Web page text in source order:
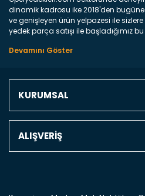
Yorum
dinamik kadrosu ike 2018'den
ve genişleyen ürün yelpazesi ile
yedek parça satışı ile başladığımız
marka araçların ve FCA Grubun Fiat
Türkiyenin 4 bir yanına ve uluslarası
parça gelebilir ancak bunları biraz
KURUMSAL
ALIŞVERİŞ